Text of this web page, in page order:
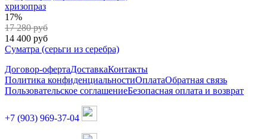
хризопраз
17%
17 280 руб
14 400 руб
Суматра (серьги из серебра)
Договор-офертаДоставкаКонтакты
Политика конфиденциальностиОплатаОбратная связь
Пользовательское соглашениеБезопасная оплата и возврат
+7 (903) 969-37-04